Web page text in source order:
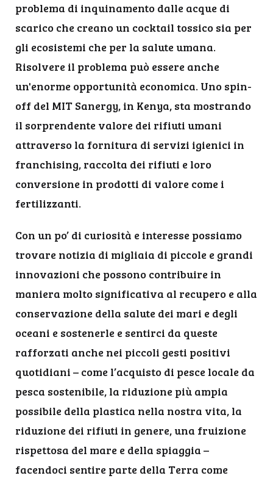
problema di inquinamento dalle acque di
scarico che creano un cocktail tossico sia per
gli ecosistemi che per la salute umana.
Risolvere il problema può essere anche
un'enorme opportunità economica. Uno spin-
off del MIT Sanergy, in Kenya, sta mostrando
il sorprendente valore dei rifiuti umani
attraverso la fornitura di servizi igienici in
franchising, raccolta dei rifiuti e loro
conversione in prodotti di valore come i
fertilizzanti.
Con un po’ di curiosità e interesse possiamo
trovare notizia di migliaia di piccole e grandi
innovazioni che possono contribuire in
maniera molto significativa al recupero e alla
conservazione della salute dei mari e degli
oceani e sostenerle e sentirci da queste
rafforzati anche nei piccoli gesti positivi
quotidiani – come l’acquisto di pesce locale da
pesca sostenibile, la riduzione più ampia
possibile della plastica nella nostra vita, la
riduzione dei rifiuti in genere, una fruizione
rispettosa del mare e della spiaggia –
facendoci sentire parte della Terra come